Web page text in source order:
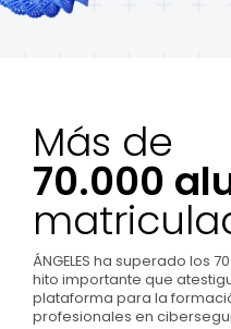
Más de
70.000
ÁNGELES ha superado los
hito importante que
plataforma para la
profesionales en